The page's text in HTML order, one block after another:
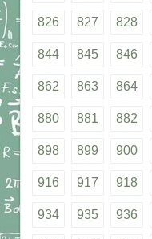
826 827 828
844 845 846
862 863 864
880 881 882
898 899 900
916 917 918
934 935 936